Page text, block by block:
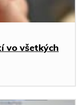
vo všetkých